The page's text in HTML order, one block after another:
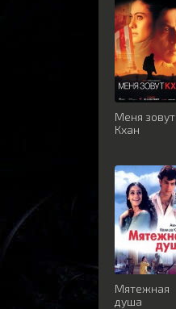
Меня зовут
Кхан
Мятежная
душа